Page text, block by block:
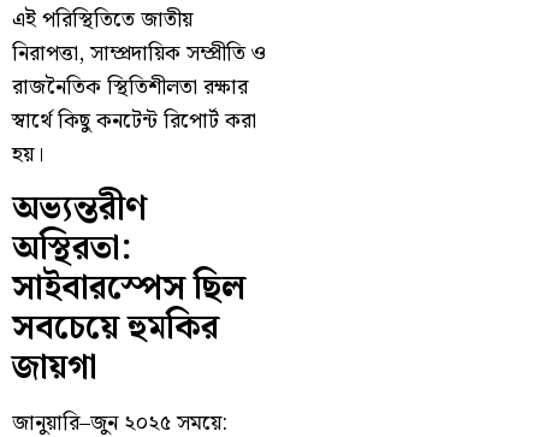
এই পরিস্থিতিতে জাতীয়
নিরাপত্তা, সাম্প্রদায়িক সম্প্রীতি ও
রাজনৈতিক স্থিতিশীলতা রক্ষার
স্বার্থে কিছু কনটেন্ট রিপোর্ট করা
হয়।
অভ্যন্তরীণ
অস্থিরতা:
সাইবারস্পেস ছিল
সবচেয়ে হুমকির
জায়গা
জানুয়ারি–জুন ২০২৫ সময়ে: